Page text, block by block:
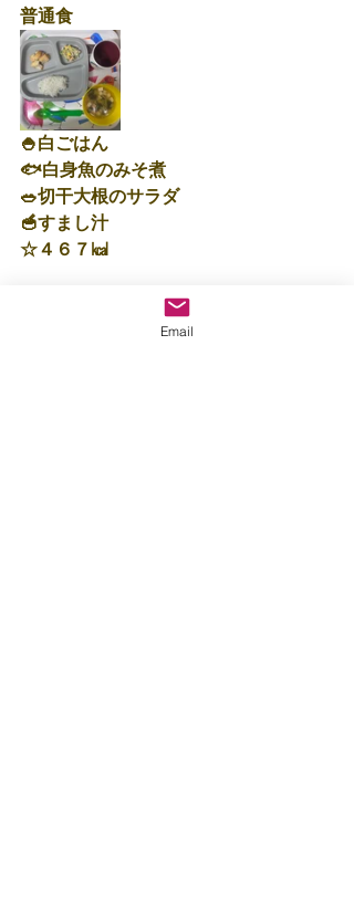
普通食
🍚白ごはん
🐟白身魚のみそ煮
🥗切干大根のサラダ
🥣すまし汁
☆４６７㎉
明日も寒くなるみたいです・・・
体調には十分気をつけてお過ごし下さ
Email